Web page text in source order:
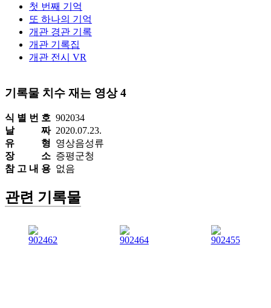
첫 번째 기억
또 하나의 기억
개관 경관 기록
개관 기록집
개관 전시 VR
기록물 치수 재는 영상 4
식 별 번 호 902034
날 짜2020.07.23.
유 형
영상음성류
장 소 증평군청
참 고 내 용 없음
관련 기록물